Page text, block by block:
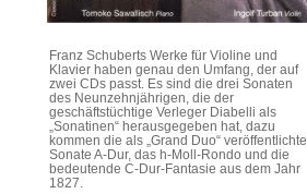
Franz Schuberts Werke für Violine und
Klavier haben genau den Umfang, der auf
zwei CDs passt. Es sind die drei Sonaten
des Neunzehnjährigen, die der
geschäftstüchtige Verleger Diabelli als
„Sonatinen“ herausgegeben hat, dazu
kommen die als „Grand Duo“ veröffentlichte
Sonate A-Dur, das h-Moll-Rondo und die
bedeutende C-Dur-Fantasie aus dem Jahr
1827.